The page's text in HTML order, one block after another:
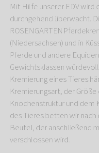
Mit Hilfe unserer EDV wird
durchgehend überwacht.
(Niedersachsen) und in
Pferde und andere
Gewichtsklassen
Kremierung eines Tieres
Kremierungsart, der
Knochenstruktur und
des Tieres betten wir nach
Beutel, der anschließend
verschlossen wird.